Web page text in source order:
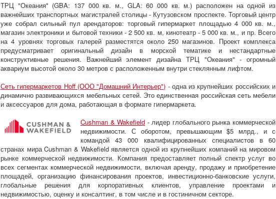
ТРЦ "Океания" (GBA: 137 000 кв. м., GLA: 60 000 кв. м.) расположен на одной из
важнейших транспортных магистралей столицы - Кутузовском проспекте. Торговый центр
уже собрал сильный пул арендаторов: торговый гипермаркет площадью 4 000 кв. м.,
магазин электроники и бытовой техники - 2 500 кв. м, кинотеатр - 5 000 кв. м., и пр. Всего
на 4 уровнях торговых галерей разместятся около 250 магазинов. Проект комплекса
предусматривает оригинальный дизайн в морской тематике и нестандартные
конструктивные решения. Важнейший элемент дизайна ТРЦ "Океания" - огромный
аквариум высотой около 30 метров с расположенным внутри стеклянным лифтом.
Сеть гипермаркетов Hoff (ООО "Домашний Интерьер") - одна из крупнейших российских и
динамично развивающихся мебельных сетей. Это единственная российская сеть мебели
и аксессуаров для дома, работающая в формате гипермаркета.
Cushman & Wakefield - лидер глобального рынка коммерческой
недвижимости. С оборотом, превышающим $5 млрд., и с
командой 43 000 квалифицированных специалистов в 60
странах мира Cushman & Wakefield является одной из крупнейших компаний на мировом
рынке коммерческой недвижимости. Компания предоставляет полный спектр услуг во
всех сегментах коммерческой недвижимости, включая аренду, продажу и приобретение
площадей, организацию финансирования проектов, инвестиционно-банковские услуги,
глобальные решения для корпоративных клиентов, управление проектами и
недвижимостью, оценку и консалтинг, в том числе и в гостиничном секторе.